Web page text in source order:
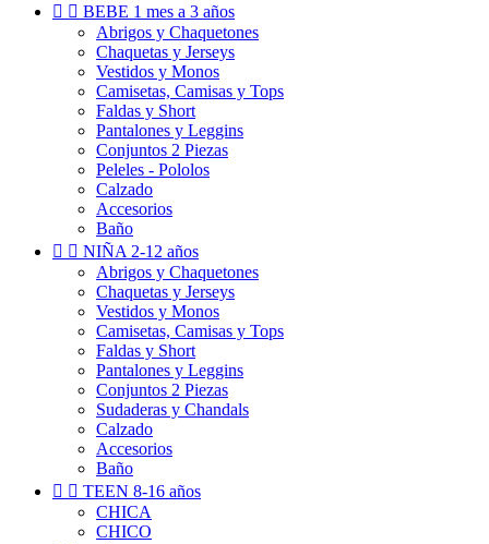
  BEBE 1 mes a 3 años
Abrigos y Chaquetones
Chaquetas y Jerseys
Vestidos y Monos
Camisetas, Camisas y Tops
Faldas y Short
Pantalones y Leggins
Conjuntos 2 Piezas
Peleles - Pololos
Calzado
Accesorios
Baño
  NIÑA 2-12 años
Abrigos y Chaquetones
Chaquetas y Jerseys
Vestidos y Monos
Camisetas, Camisas y Tops
Faldas y Short
Pantalones y Leggins
Conjuntos 2 Piezas
Sudaderas y Chandals
Calzado
Accesorios
Baño
  TEEN 8-16 años
CHICA
CHICO